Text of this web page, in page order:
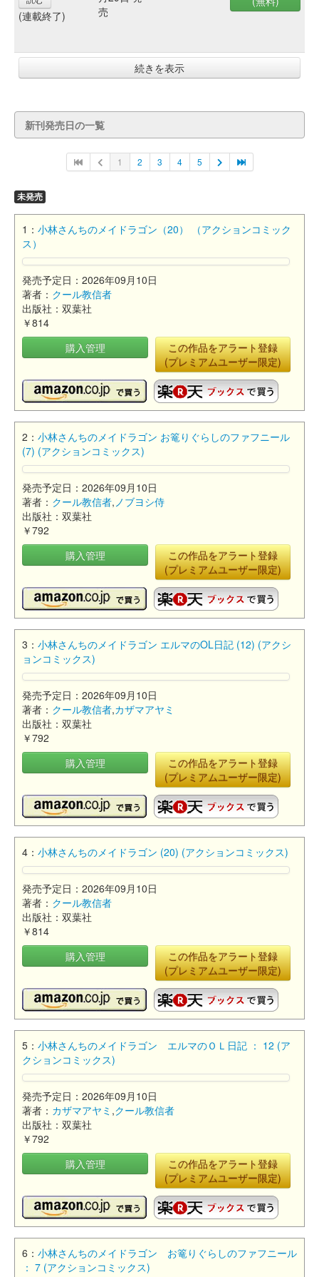
(連載終了)
売
続きを表示
新刊発売日の一覧
1 2 3 4 5
未発売
1： 小林さんちのメイドラゴン（20） （アクションコミック
ス）
発売予定日：2026年09月10日
著者： クール教信者
出版社：双葉社
￥814
購入管理
この作品をアラート登録
(プレミアムユーザー限定)
2： 小林さんちのメイドラゴン お篭りぐらしのファフニール
(7) (アクションコミックス)
発売予定日：2026年09月10日
著者： クール教信者, ノブヨシ侍
出版社：双葉社
￥792
購入管理
この作品をアラート登録
(プレミアムユーザー限定)
3： 小林さんちのメイドラゴン エルマのOL日記 (12) (アクシ
ョンコミックス)
発売予定日：2026年09月10日
著者： クール教信者,カザマアヤミ
出版社：双葉社
￥792
購入管理
この作品をアラート登録
(プレミアムユーザー限定)
4： 小林さんちのメイドラゴン (20) (アクションコミックス)
発売予定日：2026年09月10日
著者： クール教信者
出版社：双葉社
￥814
購入管理
この作品をアラート登録
(プレミアムユーザー限定)
5： 小林さんちのメイドラゴン エルマのＯＬ日記 ： 12 (ア
クションコミックス)
発売予定日：2026年09月10日
著者： カザマアヤミ ,クール教信者
出版社：双葉社
￥792
購入管理
この作品をアラート登録
(プレミアムユーザー限定)
6： 小林さんちのメイドラゴン お篭りぐらしのファフニール
： 7 (アクションコミックス)